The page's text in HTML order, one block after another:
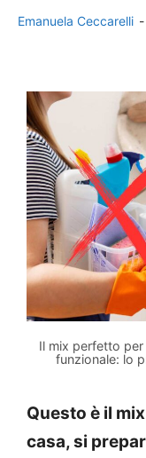
Emanuela Ceccarelli -
Il mix perfetto
funzionale: lo
Questo è il
casa, si